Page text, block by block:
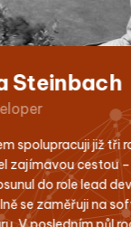
Steinbach
spolupracuji již tři
zajímavou cestou
do role lead
se zaměřuji na